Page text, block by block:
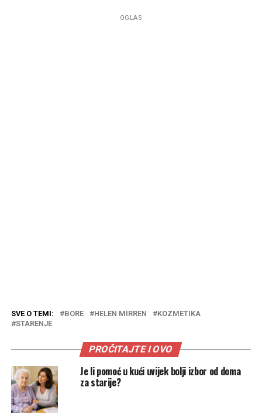
OGLAS
SVE O TEMI: BORE HELEN MIRREN
KOZMETIKA
STARENJE
PROČITAJTE I OVO
Je li pomoć u kući uvijek bolji izbor od doma
za starije?